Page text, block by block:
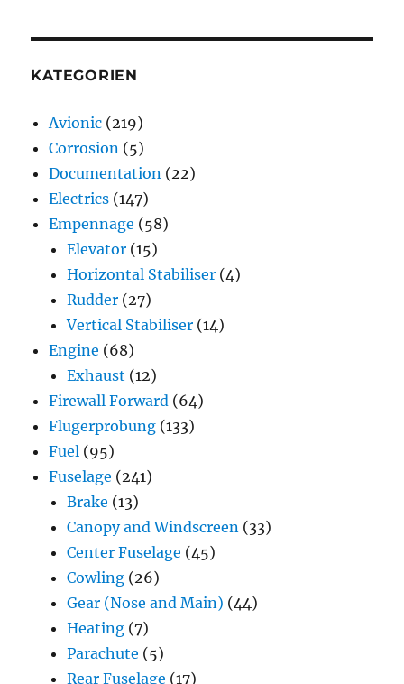
KATEGORIEN
Avionic (219)
Corrosion (5)
Documentation (22)
Electrics (147)
Empennage (58)
Elevator (15)
Horizontal Stabiliser (4)
Rudder (27)
Vertical Stabiliser (14)
Engine (68)
Exhaust (12)
Firewall Forward (64)
Flugerprobung (133)
Fuel (95)
Fuselage (241)
Brake (13)
Canopy and Windscreen (33)
Center Fuselage (45)
Cowling (26)
Gear (Nose and Main) (44)
Heating (7)
Parachute (5)
Rear Fuselage (17)